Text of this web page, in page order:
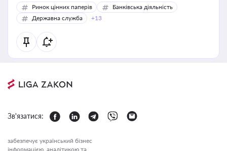
Ринок цінних паперів
Банківська діяльність
Державна служба
+13
Зв'язатися:
забезпечує український бізнес
інформацією, аналітикою та